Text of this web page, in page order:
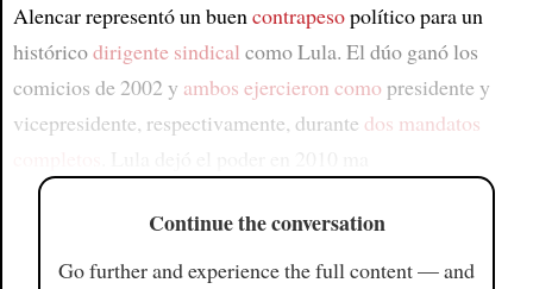
Alencar representó un buencontrapesopolítico para un
históricodirigente sindical como Lula. El dúo ganó los
comicios de 2002 y ambos ejercieron como presidente y
vicepresidente, respectivamente, durante dos mandatos
Continue the conversation
Go further and experience the full content — and